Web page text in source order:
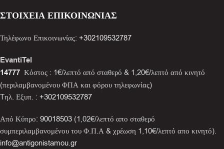
ΣΤΟΙΧΕΙΑ ΕΠΙΚΟΙΝΩΝΙΑΣ
Τηλέφωνο Επικοινωνίας: +302109532787
EvantiTel
14777 Κόστος : 1€/λεπτό από σταθερό & 1,20€/λεπτό από κινητό
(περιλαμβανομένου ΦΠΑ και φόρου τηλεφωνίας)
Tηλ. Εξυπ. : +302109532787
Από Κύπρο: 90018503 (1,02€/λεπτό απο σταθερό
συμπεριλαμβανομένου του Φ.Π.Α & χρέωση 1,10€/λεπτό απο κινητό).
info@antigonistamou.gr